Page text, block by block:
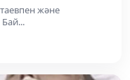
және